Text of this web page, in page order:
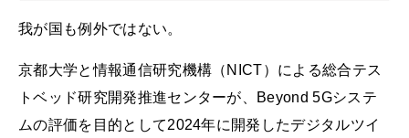
我が国も例外ではない。
京都大学と情報通信研究機構（NICT）による総合テス
トベッド研究開発推進センターが、Beyond 5Gシステ
ムの評価を目的として2024年に開発したデジタルツイ